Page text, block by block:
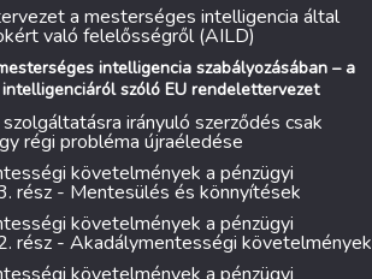
a mesterséges intelligencia által
való felelősségről (AILD)
intelligencia szabályozásában – a
szóló EU rendelettervezet
irányuló szerződés csak
régi probléma újraéledése
követelmények a pénzügyi
rész - Mentesülés és könnyítések
követelmények a pénzügyi
rész - Akadálymentességi követelmények